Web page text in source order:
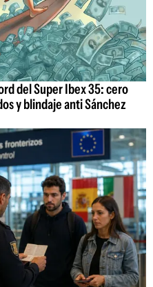
del Super Ibex 35: cero
y blindaje anti Sánchez